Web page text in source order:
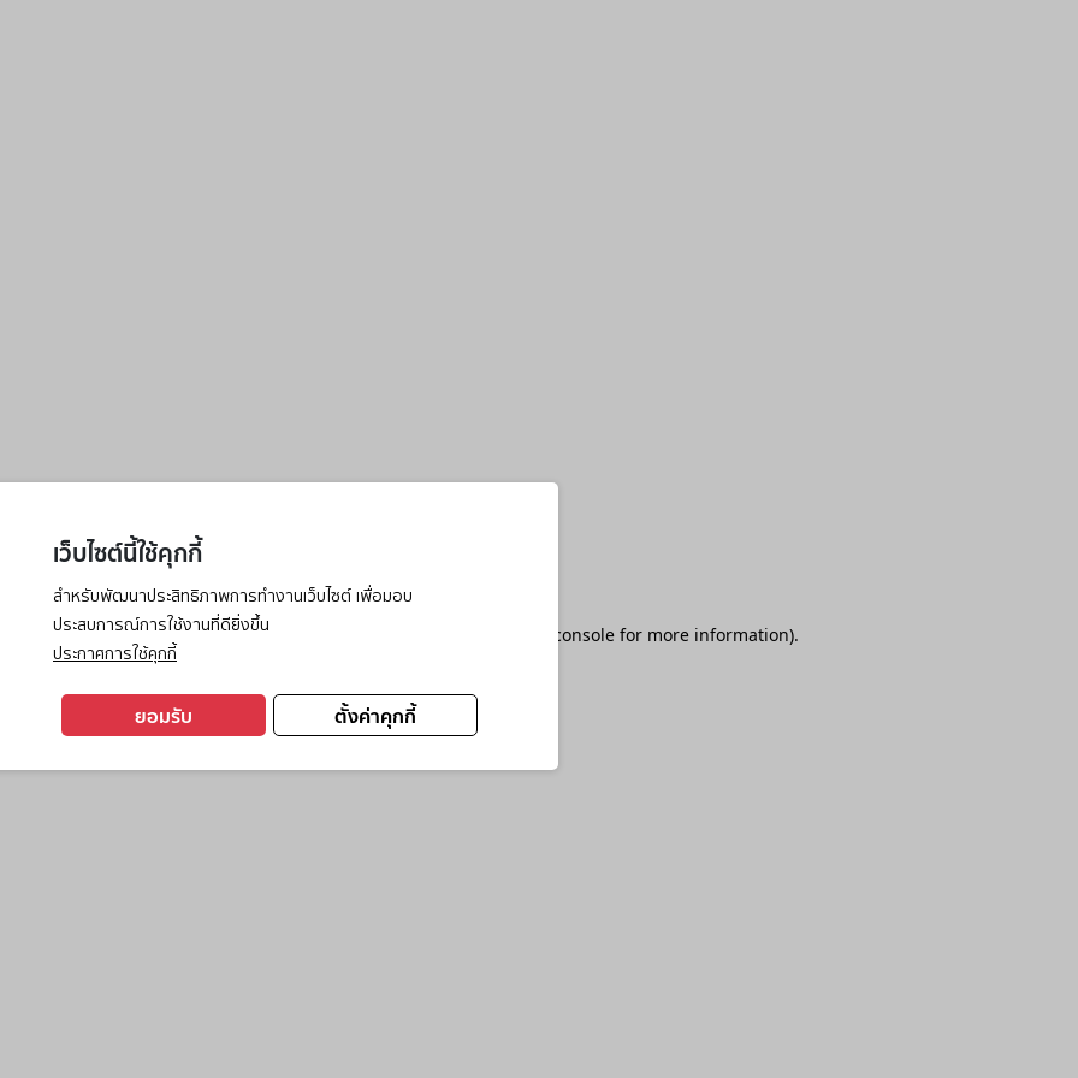
เว็บไซต์นี้ใช้คุกกี้
สำหรับพัฒนาประสิทธิภาพการทำงานเว็บไซต์ เพื่อมอบ
ประสบการณ์การใช้งานที่ดียิ่งขึ้น
ประกาศการใช้คุกกี้
ตั้งค่าคุกกี้
ยอมรับ
has occurred while loading browser console for more information).